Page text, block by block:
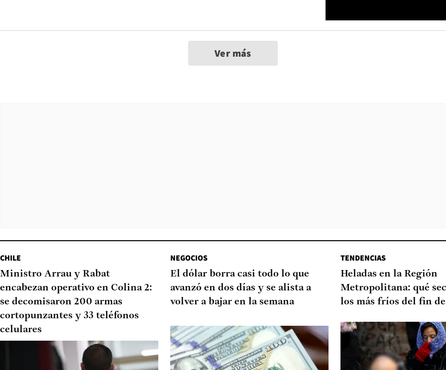
Ver más
CHILE
Ministro Arrau y Rabat
encabezan operativo en Colina 2:
se decomisaron 200 armas
cortopunzantes y 33 teléfonos
celulares
NEGOCIOS
El dólar borra casi todo lo que
avanzó en dos días y se alista a
volver a bajar en la semana
TENDENCIAS
Heladas en la Región
Metropolitana: qué
los más fríos del fin de